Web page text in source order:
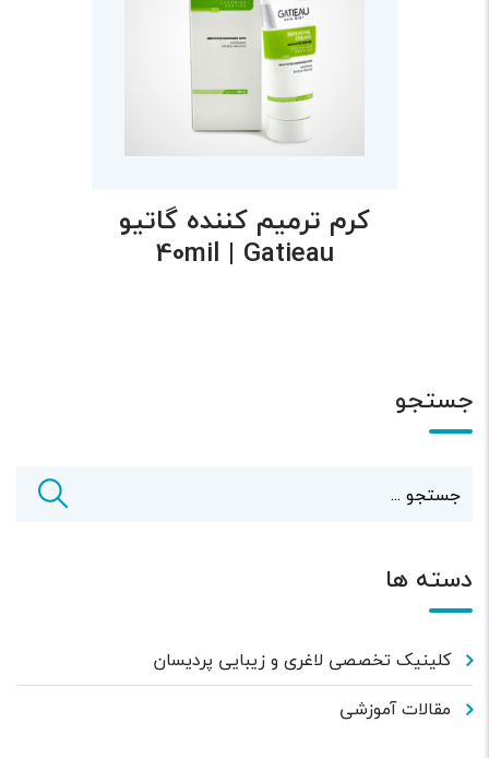
کرم ترمیم کننده گاتیو
40mil | Gatieau
جستجو
دسته ها
کلینیک تخصصی لاغری و زیبایی پردیسان
مقالات آموزشی